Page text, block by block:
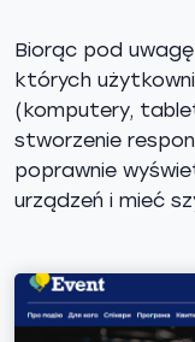
Biorąc pod
których
(komputery,
stworzenie
poprawnie
urządzeń i mieć